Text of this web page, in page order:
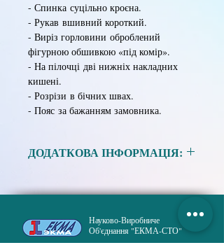
- Спинка суцільно кроєна.
- Рукав вшивний короткий.
- Виріз горловини оброблений
фігурною обшивкою «під комір».
- На пілочці дві нижніх накладних
кишені.
- Розрізи в бічних швах.
- Пояс за бажанням замовника.
ДОДАТКОВА ІНФОРМАЦІЯ:
асортименті.
Розмір:88, 92, 96, 100, 104, 108, 112,
116, 120.
Науково-Виробниче
Об'єднання "ЕКМА-СТО"